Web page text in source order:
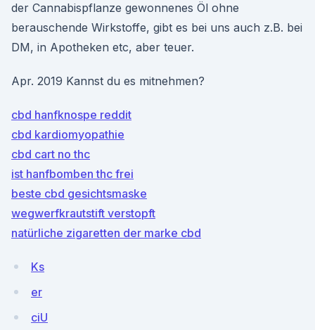
der Cannabispflanze gewonnenes Öl ohne
berauschende Wirkstoffe, gibt es bei uns auch z.B. bei
DM, in Apotheken etc, aber teuer.
Apr. 2019 Kannst du es mitnehmen?
cbd hanfknospe reddit
cbd kardiomyopathie
cbd cart no thc
ist hanfbomben thc frei
beste cbd gesichtsmaske
wegwerfkrautstift verstopft
natürliche zigaretten der marke cbd
Ks
er
ciU